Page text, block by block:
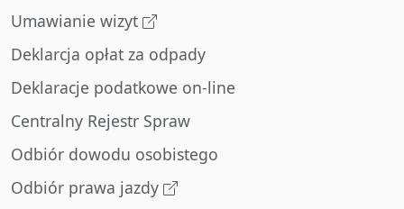
Umawianie wizyt
Deklarcja opłat za odpady
Deklaracje podatkowe on-line
Centralny Rejestr Spraw
Odbiór dowodu osobistego
Odbiór prawa jazdy